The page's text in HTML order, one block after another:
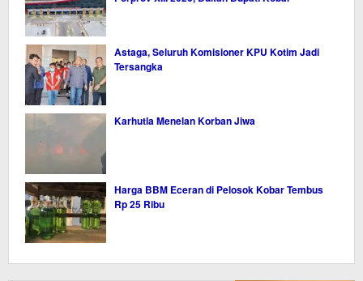
Astaga, Seluruh Komisioner KPU Kotim Jadi
Tersangka
Karhutla Menelan Korban Jiwa
Harga BBM Eceran di Pelosok Kobar Tembus
Rp 25 Ribu